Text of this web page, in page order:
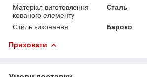
Матеріал виготовлення
кованого елементу
Сталь
Стиль виконання Бароко
Приховати